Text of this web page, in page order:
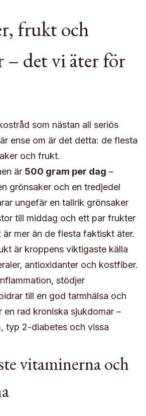
frukt och
det vi äter för
som nästan all seriös
ense om är det detta: de flesta
och frukt.
är 500 gram per dag –
grönsaker och en tredjedel
ungefär en tallrik grönsaker
till middag och ett par frukter
är mer än de flesta faktiskt äter.
är kroppens viktigaste källa
antioxidanter och kostfiber.
stödjer
till en god tarmhälsa och
en rad kroniska sjukdomar –
typ 2-diabetes och vissa
vitaminerna och